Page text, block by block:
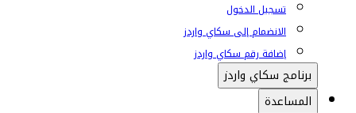
تسجيل الدخول
الانضمام إلى سكاي واردز
إضافة رقم سكاي واردز
برنامج سكاي واردز
المساعدة